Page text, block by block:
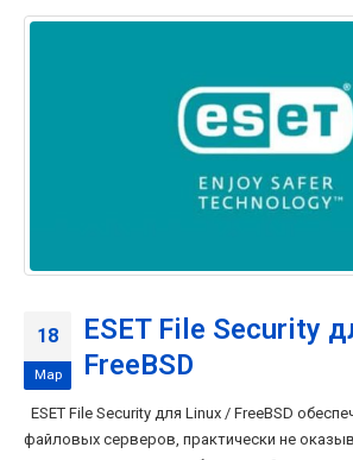
18
Мар
ESET File Security
FreeBSD
ESET File Security для Linux / FreeBSD
файловых серверов, практически не